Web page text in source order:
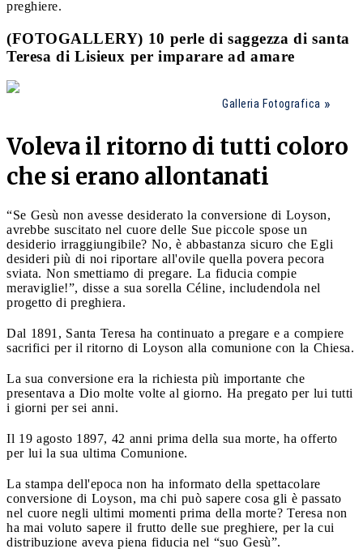
preghiere.
(FOTOGALLERY) 10 perle di saggezza di santa
Teresa di Lisieux per imparare ad amare
Galleria Fotografica
Voleva il ritorno di tutti coloro
che si erano allontanati
“Se Gesù non avesse desiderato la conversione di Loyson,
avrebbe suscitato nel cuore delle Sue piccole spose un
desiderio irraggiungibile? No, è abbastanza sicuro che Egli
desideri più di noi riportare all'ovile quella povera pecora
sviata. Non smettiamo di pregare. La fiducia compie
meraviglie!”, disse a sua sorella Céline, includendola nel
progetto di preghiera.
Dal 1891, Santa Teresa ha continuato a pregare e a compiere
sacrifici per il ritorno di Loyson alla comunione con la Chiesa.
La sua conversione era la richiesta più importante che
presentava a Dio molte volte al giorno. Ha pregato per lui tutti
i giorni per sei anni.
Il 19 agosto 1897, 42 anni prima della sua morte, ha offerto
per lui la sua ultima Comunione.
La stampa dell'epoca non ha informato della spettacolare
conversione di Loyson, ma chi può sapere cosa gli è passato
nel cuore negli ultimi momenti prima della morte? Teresa non
ha mai voluto sapere il frutto delle sue preghiere, per la cui
distribuzione aveva piena fiducia nel “suo Gesù”.